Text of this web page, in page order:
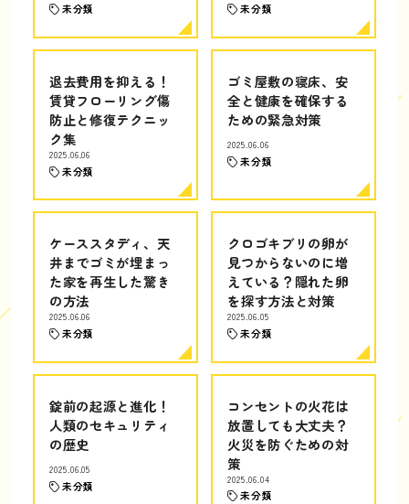
未分類 未分類
退去費用を抑える！
賃貸フローリング傷
防止と修復テクニッ
ク集
2025.06.06
未分類
ゴミ屋敷の寝床、安
全と健康を確保する
ための緊急対策
2025.06.06
未分類
ケーススタディ、天
井までゴミが埋まっ
た家を再生した驚き
の方法
2025.06.06
未分類
クロゴキブリの卵が
見つからないのに増
えている？隠れた卵
を探す方法と対策
2025.06.05
未分類
錠前の起源と進化！
人類のセキュリティ
の歴史
2025.06.05
未分類
コンセントの火花は
放置しても大丈夫？
火災を防ぐための対
策
2025.06.04
未分類